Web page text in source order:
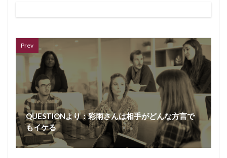
Prev
QUESTIONより：彩雨さんは相手がどんな方言で
もイケる